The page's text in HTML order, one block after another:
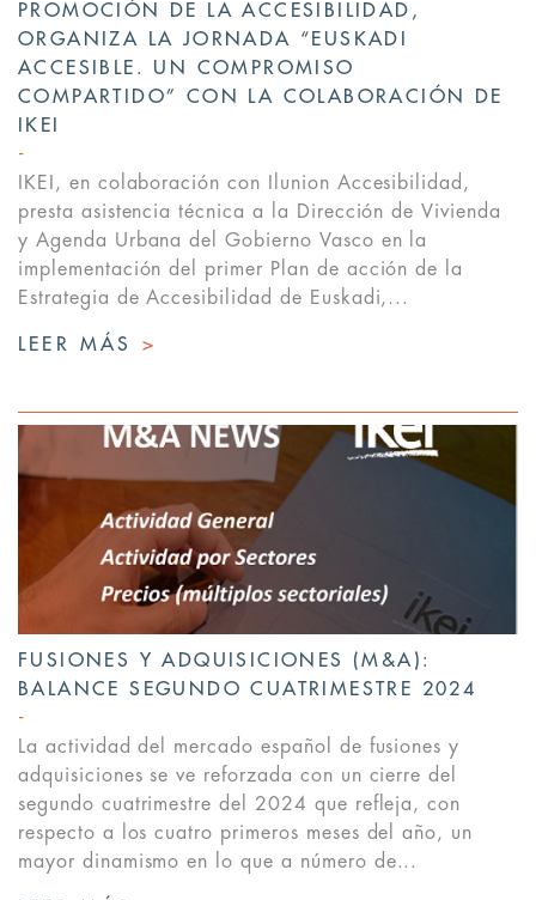
PROMOCIÓN DE LA ACCESIBILIDAD,
ORGANIZA LA JORNADA “EUSKADI
ACCESIBLE. UN COMPROMISO
COMPARTIDO” CON LA COLABORACIÓN DE
IKEI
IKEI, en colaboración con Ilunion Accesibilidad,
presta asistencia técnica a la Dirección de Vivienda
y Agenda Urbana del Gobierno Vasco en la
implementación del primer Plan de acción de la
Estrategia de Accesibilidad de Euskadi,...
LEER MÁS >
FUSIONES Y ADQUISICIONES (M&A):
BALANCE SEGUNDO CUATRIMESTRE 2024
La actividad del mercado español de fusiones y
adquisiciones se ve reforzada con un cierre del
segundo cuatrimestre del 2024 que refleja, con
respecto a los cuatro primeros meses del año, un
mayor dinamismo en lo que a número de...